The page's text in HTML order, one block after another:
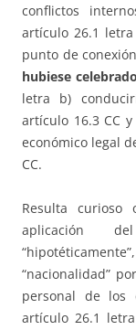
conflictos
artículo 26.1
punto de
hubiese
letra b)
artículo 16.3 CC
económico legal
CC.
Resulta
aplicación
“nacionalidad”
personal de los
artículo 26.1